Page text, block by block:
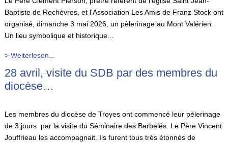
Baptiste de Rechèvres, et l'Association Les Amis de Franz Stock ont
organisé, dimanche 3 mai 2026, un pèlerinage au Mont Valérien.
Un lieu symbolique et historique...
> Weiterlesen...
28 avril, visite du SDB par des membres du
diocèse…
Les membres du diocèse de Troyes ont commencé leur pèlerinage
de 3 jours par la visite du Séminaire des Barbelés. Le Père Vincent
Jouffrieau les accompagnait. Ils furent tous très étonnés de